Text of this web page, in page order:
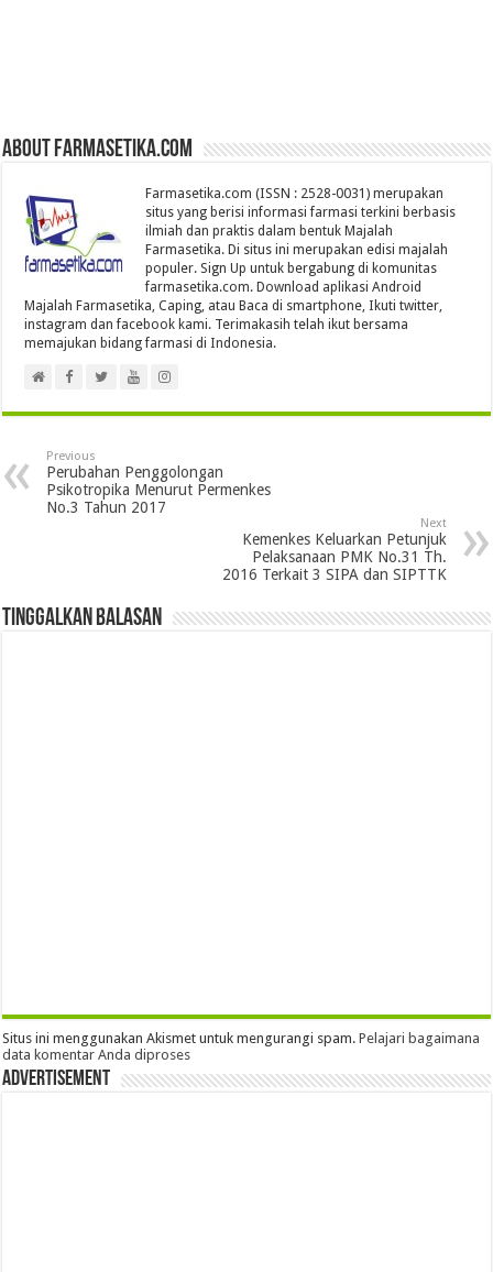
About farmasetika.com
Farmasetika.com (ISSN : 2528-0031) merupakan
situs yang berisi informasi farmasi terkini berbasis
ilmiah dan praktis dalam bentuk Majalah
Farmasetika. Di situs ini merupakan edisi majalah
populer. Sign Up untuk bergabung di komunitas
farmasetika.com. Download aplikasi Android
Majalah Farmasetika, Caping, atau Baca di smartphone, Ikuti twitter,
instagram dan facebook kami. Terimakasih telah ikut bersama
memajukan bidang farmasi di Indonesia.
Previous
Perubahan Penggolongan
Psikotropika Menurut Permenkes
No.3 Tahun 2017
Next
Kemenkes Keluarkan Petunjuk
Pelaksanaan PMK No.31 Th.
2016 Terkait 3 SIPA dan SIPTTK
Tinggalkan Balasan
Situs ini menggunakan Akismet untuk mengurangi spam.Pelajari bagaimana
data komentar Anda diproses
Advertisement